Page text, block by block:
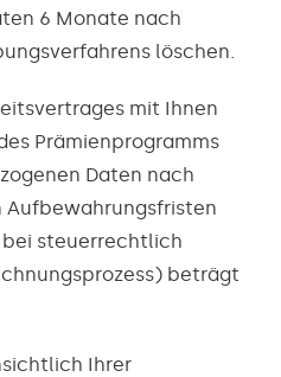
6 Monate nach
löschen.
mit Ihnen
Prämienprogramms
Daten nach
steuerrechtlich
beträgt
Ihrer